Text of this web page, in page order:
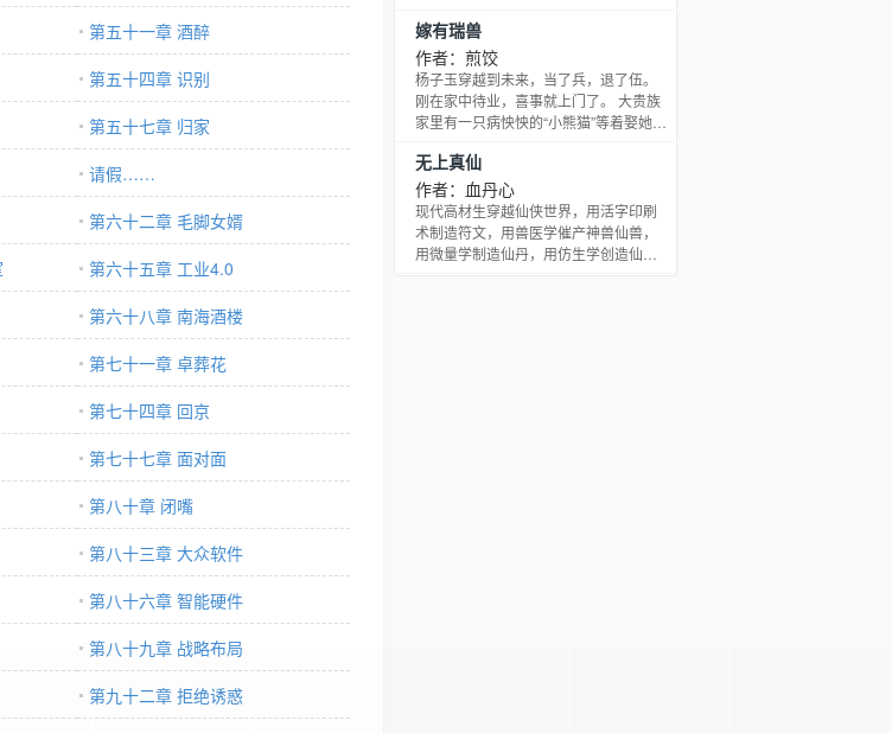
第五十一章 酒醉
第五十四章 识别
第五十七章 归家
请假……
第六十二章 毛脚女婿
第六十五章 工业4.0
第六十八章 南海酒楼
第七十一章 卓葬花
第七十四章 回京
第七十七章 面对面
第八十章 闭嘴
第八十三章 大众软件
第八十六章 智能硬件
第八十九章 战略布局
第九十二章 拒绝诱惑
益的驱使之下，海蓝星无数势力闯入了
荒灵大陆，以七大奇迹之
事…… ********请收藏、投票支持我，求
钻石，谢......
嫁有瑞兽
作者：煎饺
杨子玉穿越到未来，当了兵，退了伍。
刚在家中待业，喜事就上门了。 大贵族
家里有一只病怏怏的“小熊猫”等着娶她回
无上真仙
作者：血丹心
现代高材生穿越仙侠世界，用活字印刷
术制造符文，用兽医学催产神兽仙兽，
用微量学制造仙丹，用仿生学创造仙